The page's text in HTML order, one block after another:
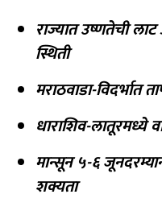
राज्यात उष्णतेची
स्थिती
मराठवाडा-विदर्भात
धाराशिव-लातूरमध्ये
मान्सून ५-६ जूनदरम्यान
शक्यता